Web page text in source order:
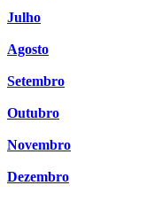
Julho
Agosto
Setembro
Outubro
Novembro
Dezembro